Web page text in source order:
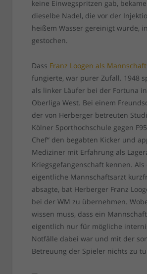
keine Einwegspritzen gab,
dieselbe Nadel, die vor der
heißem Wasser gereinigt wurde,
gestochen.
Dass Franz Loogen als
fungierte, war purer Zufall. 1948
als linker Läufer bei der Fortuna
Oberliga West. Bei einem
der von Herberger betreuten
Kölner Sporthochschule gegen
Chef“ den begabten Kicker und
Mediziner mit Erfahrung als
Kriegsgefangenschaft kennen. Als
eigentliche Mannschaftsarzt
absagte, bat Herberger Franz
bei der WM zu übernehmen.
wissen muss, dass ein
eigentlich nur für mögliche
Notfälle dabei war und mit der
Betreuung der Spieler nichts zu